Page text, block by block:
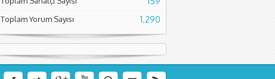
Toplam Yorum Sayısı 1.290